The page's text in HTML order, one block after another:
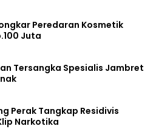
Peredaran Kosmetik
Juta
Tersangka Spesialis Jambret
Perak Tangkap Residivis
Narkotika